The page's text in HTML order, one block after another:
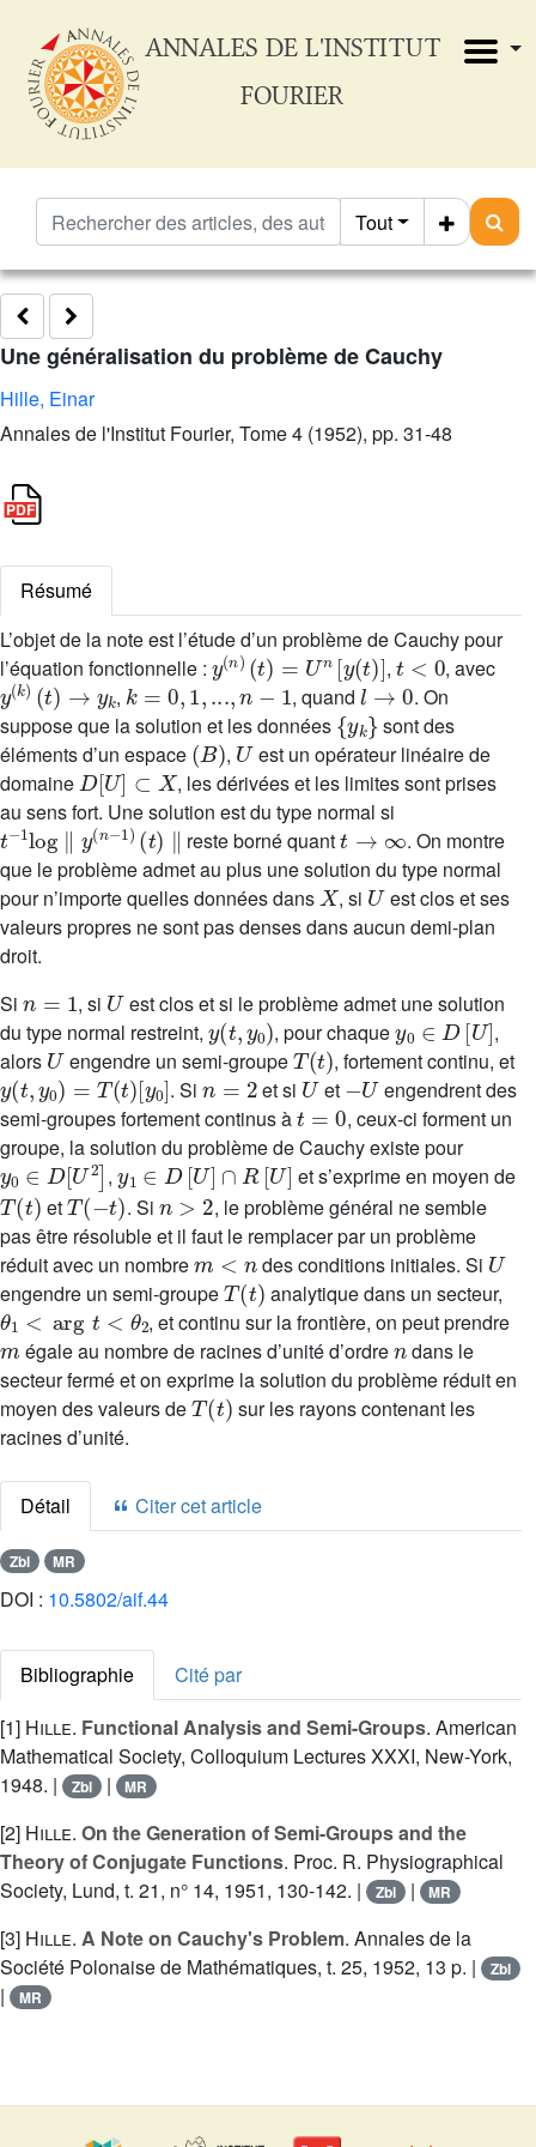
ANNALES DE L'INSTITUT
FOURIER
Tout
Une généralisation du problème de Cauchy
Hille, Einar
Annales de l'Institut Fourier, Tome 4 (1952), pp. 31-48
Résumé
L’objet de la note est l’étude d’un problème de Cauchy pour
l’équation fonctionnelle :
y(n) t)=Un[y(t)]
,
t<0
, avec
y(k)(t)→y k
,
k=0,1,...,n- 1
, quand
l→0
. On
suppose que la solution et les données
{yk}
sont des
éléments d’un espace
(B)
,
U
est un opérateur linéaire de
domaine
D [U⊂X
, les dérivées et les limites sont prises
au sens fort. Une solution est du type normal si
t-1log∥y(n- 1)(t)∥
reste borné quant
t→∞
. On montre
que le problème admet au plus une solution du type normal
pour n’importe quelles données dans
X
, si
U
est clos et ses
valeurs propres ne sont pas denses dans aucun demi-plan
droit.
Si
, si
est clos et si le problème admet une solution
du type normal restreint,
y(t y0)
, pour chaque
y0∈D[U]
,
alors
U
engendre un semi-groupe
T(t )
, fortement continu, et
y(t,y0) =T(t)[y0]
. Si
n=2
et si
U
et
-U
engendrent des
semi-groupes fortement continus à
= 0
, ceux-ci forment un
groupe, la solution du problème de Cauchy existe pour
y0∈D[ U2]
,
y1∈D[U]∩R[U]
et s’exprime en moyen de
T( t)
et
T( t)
. Si
n> 2
, le problème général ne semble
pas être résoluble et il faut le remplacer par un problème
réduit avec un nombre
m<n
des conditions initiales. Si
engendre un semi-groupe
T (t)
analytique dans un secteur,
θ1<argt<θ2
, et continu sur la frontière, on peut prendre
m
égale au nombre de racines d’unité d’ordre
n
dans le
secteur fermé et on exprime la solution du problème réduit en
moyen des valeurs de
T(t)
sur les rayons contenant les
racines d’unité.
Détail Citer cet article
Zbl MR
DOI : 10.5802/aif.44
Bibliographie
Cité par
[1] Hille. Functional Analysis and Semi-Groups. American
Mathematical Society, Colloquium Lectures XXXI, New-York,
1948. |
Zbl | MR
[2] Hille. On the Generation of Semi-Groups and the
Theory of Conjugate Functions. Proc. R. Physiographical
Society, Lund, t. 21, n° 14, 1951, 130-142. |
Zbl | MR
[3] Hille. A Note on Cauchy's Problem. Annales de la
Société Polonaise de Mathématiques, t. 25, 1952, 13 p. |
Zbl
| MR